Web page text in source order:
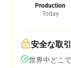
Production
Today
安全な取引
世界中どこ